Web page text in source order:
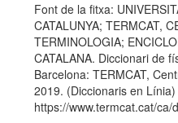
Font de la fitxa:
CATALUNYA; TERMCAT,
TERMINOLOGIA;
CATALANA. Diccionari de
Barcelona: TERMCAT,
2019. (Diccionaris en
https://www.termcat.cat/